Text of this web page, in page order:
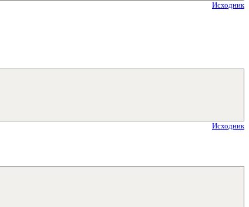
Исходник
Исходник